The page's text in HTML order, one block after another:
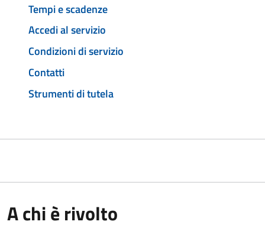
Tempi e scadenze
Accedi al servizio
Condizioni di servizio
Contatti
Strumenti di tutela
A chi è rivolto